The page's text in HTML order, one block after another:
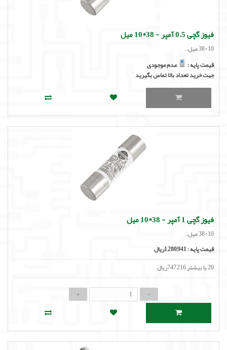
لوازم صوتی حرفه ای
مالتی مدیا
فیوز گچی 0.5 آمپر - 38*10 میل
10*38 میل..
قیمت پایه :
عدم موجودی
جهت خرید تعداد بالا تماس بگیرید
فیوز گچی 1 آمپر - 38*10 میل
10*38 میل..
قیمت پایه :1,280,941ریال
20 یا بیشتر 747,216ریال